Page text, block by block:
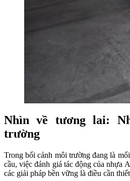
Nhìn về tương lai:
trường
Trong bối cảnh môi trường đang là
cầu, việc đánh giá tác động của nhựa
các giải pháp bền vững là điều cần